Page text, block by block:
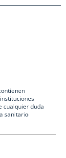
cualquier duda
sanitario